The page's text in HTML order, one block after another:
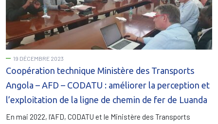
19 DÉCEMBRE 2023
Coopération technique Ministère des Transports
Angola – AFD – CODATU : améliorer la perception et
l’exploitation de la ligne de chemin de fer de Luanda
En mai 2022, l’AFD, CODATU et le Ministère des Transports